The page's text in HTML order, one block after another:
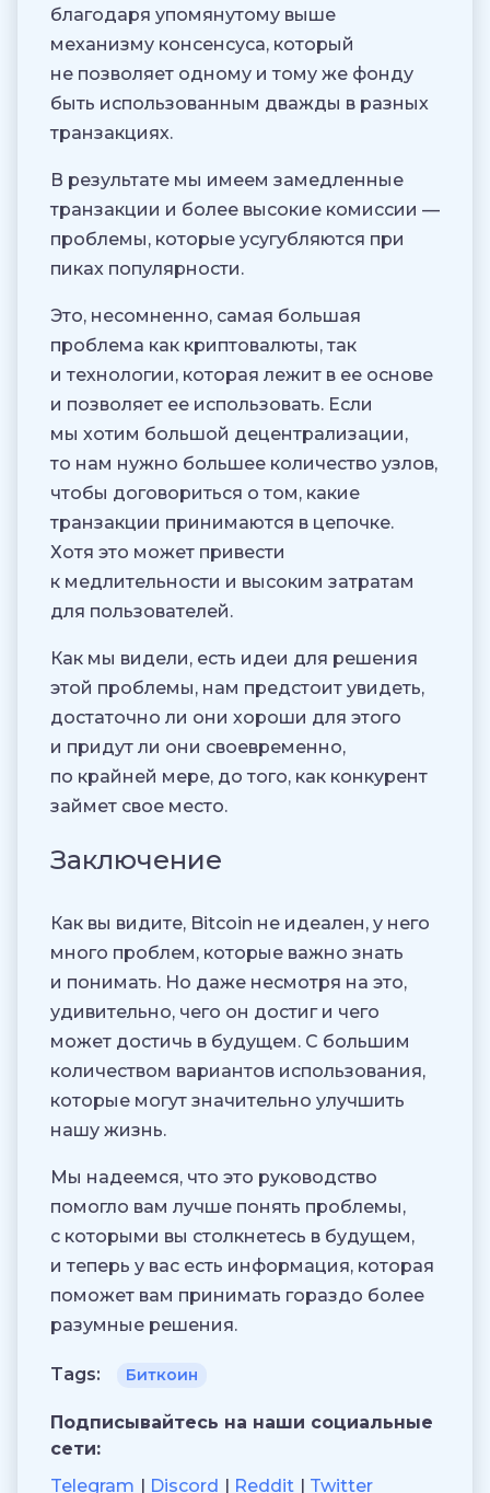
благодаря упомянутому выше
механизму консенсуса, который
не позволяет одному и тому же фонду
быть использованным дважды в разных
транзакциях.
В результате мы имеем замедленные
транзакции и более высокие комиссии —
проблемы, которые усугубляются при
пиках популярности.
Это, несомненно, самая большая
проблема как криптовалюты, так
и технологии, которая лежит в ее основе
и позволяет ее использовать. Если
мы хотим большой децентрализации,
то нам нужно большее количество узлов,
чтобы договориться о том, какие
транзакции принимаются в цепочке.
Хотя это может привести
к медлительности и высоким затратам
для пользователей.
Как мы видели, есть идеи для решения
этой проблемы, нам предстоит увидеть,
достаточно ли они хороши для этого
и придут ли они своевременно,
по крайней мере, до того, как конкурент
займет свое место.
Заключение
Как вы видите, Bitcoin не идеален, у него
много проблем, которые важно знать
и понимать. Но даже несмотря на это,
удивительно, чего он достиг и чего
может достичь в будущем. С большим
количеством вариантов использования,
которые могут значительно улучшить
нашу жизнь.
Мы надеемся, что это руководство
помогло вам лучше понять проблемы,
с которыми вы столкнетесь в будущем,
и теперь у вас есть информация, которая
поможет вам принимать гораздо более
разумные решения.
Tags: Биткоин
Подписывайтесь на наши социальные
сети:
Telegram
Discord Reddit Twitter